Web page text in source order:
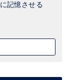
記憶させる